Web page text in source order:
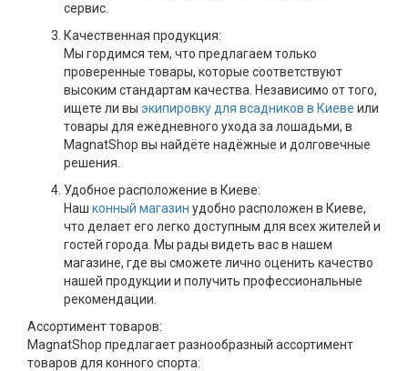
сервис.
Качественная продукция:
Мы гордимся тем, что предлагаем только
проверенные товары, которые соответствуют
высоким стандартам качества. Независимо от того,
ищете ли вы экипировку для всадников в Киеве или
товары для ежедневного ухода за лошадьми, в
MagnatShop вы найдёте надёжные и долговечные
решения.
Удобное расположение в Киеве:
Наш конный магазин удобно расположен в Киеве,
что делает его легко доступным для всех жителей и
гостей города. Мы рады видеть вас в нашем
магазине, где вы сможете лично оценить качество
нашей продукции и получить профессиональные
рекомендации.
Ассортимент товаров:
MagnatShop предлагает разнообразный ассортимент
товаров для конного спорта: